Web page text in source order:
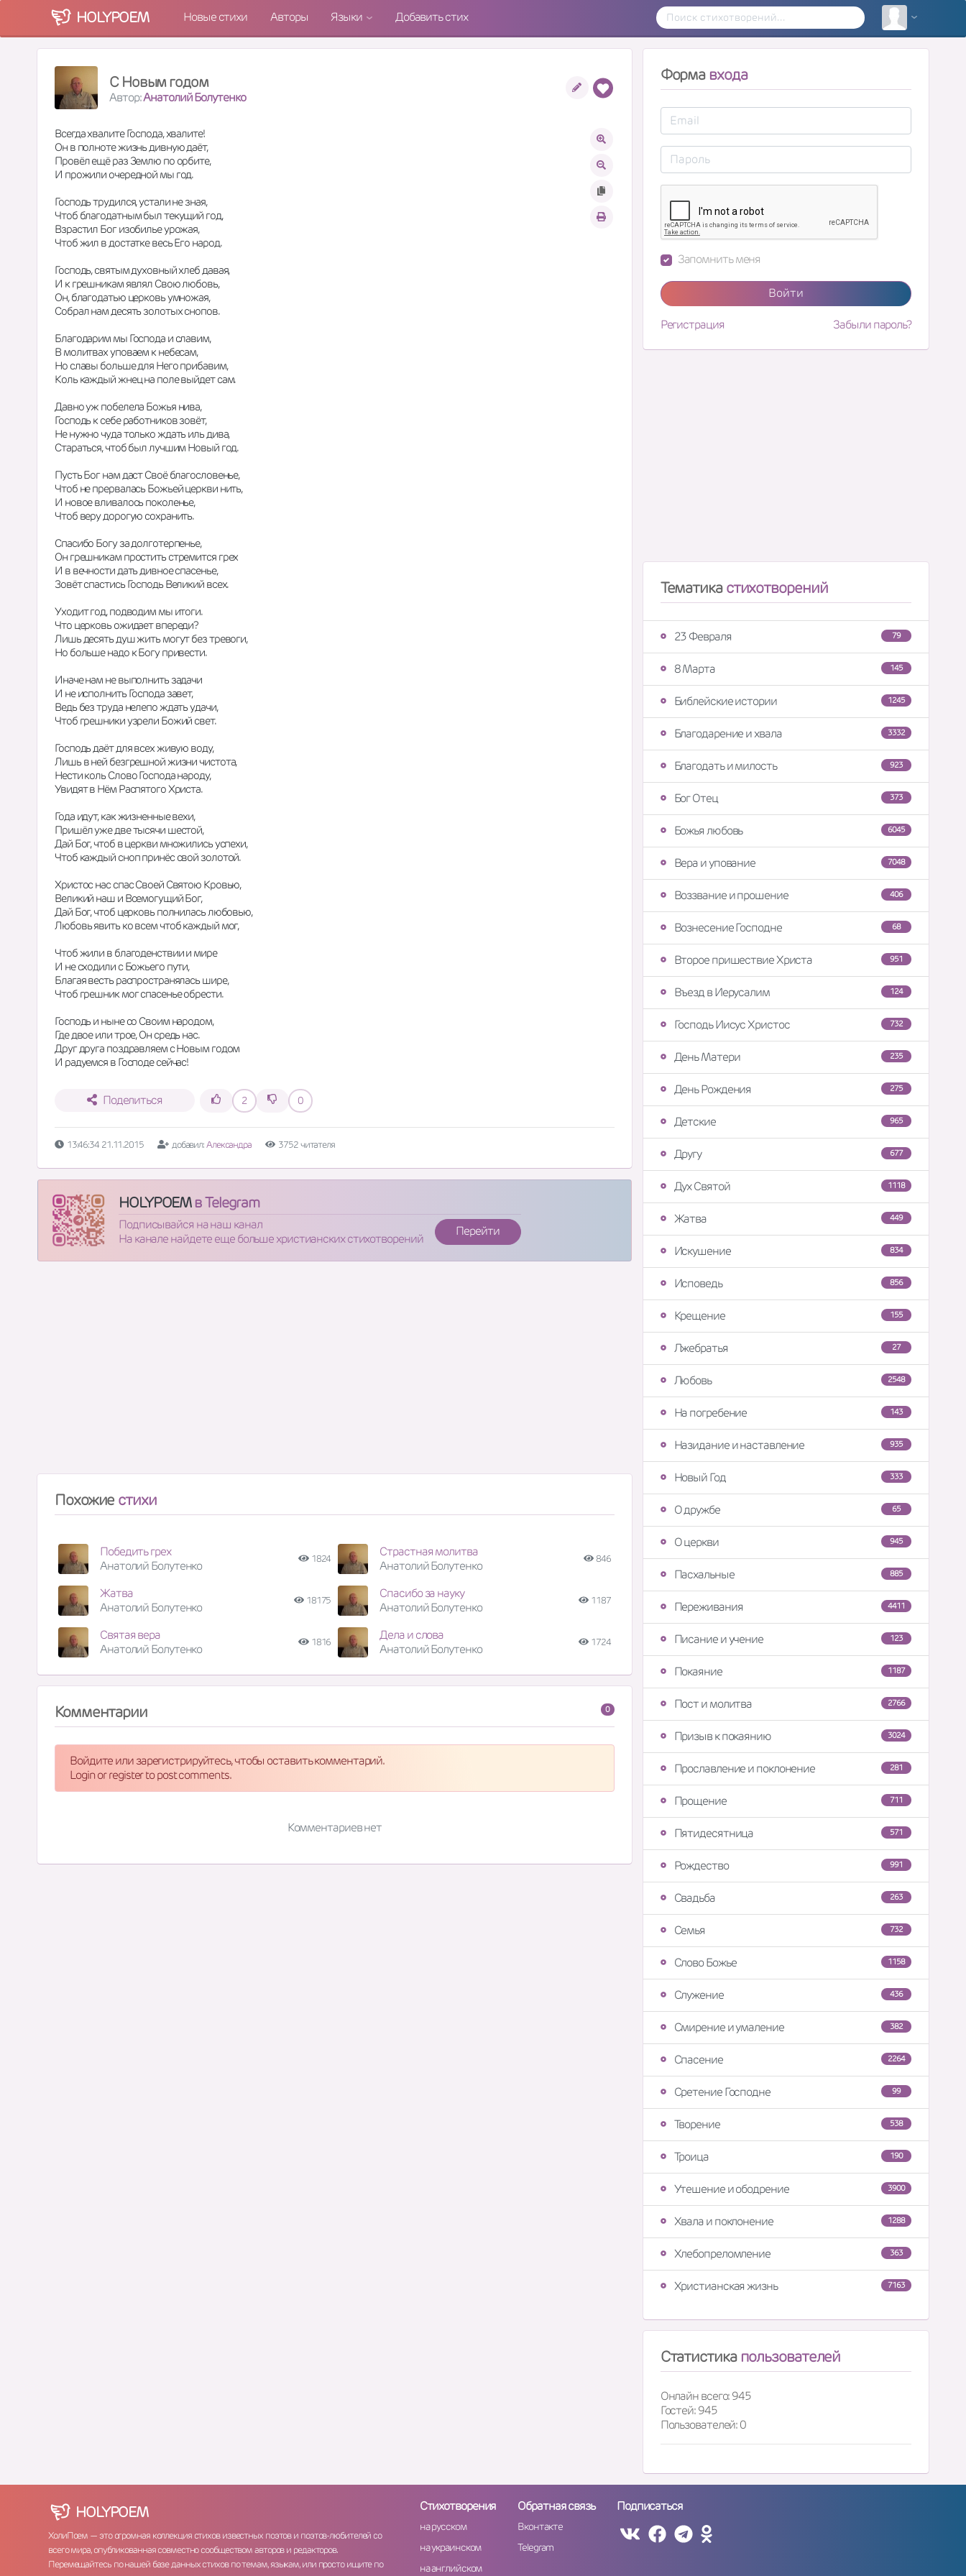
HOLYPOEM Новые стихи Авторы Языки Добавить стих
С Новым годом
Автор:Анатолий Болутенко
Всегда хвалите Господа, хвалите!
Он в полноте жизнь дивную даёт,
Провёл ещё раз Землю по орбите,
И прожили очередной мы год.
Господь трудился, устали не зная,
Чтоб благодатным был текущий год,
Взрастил Бог изобилье урожая,
Чтоб жил в достатке весь Его народ.
Господь, святым духовный хлеб давая,
И к грешникам являл Свою любовь,
Он, благодатью церковь умножая,
Собрал нам десять золотых снопов.
Благодарим мы Господа и славим,
В молитвах уповаем к небесам,
Но славы больше для Него прибавим,
Коль каждый жнец на поле выйдет сам.
Давно уж побелела Божья нива,
Господь к себе работников зовёт,
Не нужно чуда только ждать иль дива,
Стараться, чтоб был лучшим Новый год.
Пусть Бог нам даст Своё благословенье,
Чтоб не прервалась Божьей церкви нить,
И новое вливалось поколенье,
Чтоб веру дорогую сохранить.
Спасибо Богу за долготерпенье,
Он грешникам простить стремится грех
И в вечности дать дивное спасенье,
Зовёт спастись Господь Великий всех.
Уходит год, подводим мы итоги.
Что церковь ожидает впереди?
Лишь десять душ жить могут без тревоги,
Но больше надо к Богу привести.
Иначе нам не выполнить задачи
И не исполнить Господа завет,
Ведь без труда нелепо ждать удачи,
Чтоб грешники узрели Божий свет.
Господь даёт для всех живую воду,
Лишь в ней безгрешной жизни чистота,
Нести коль Слово Господа народу,
Увидят в Нём Распятого Христа.
Года идут, как жизненные вехи,
Пришёл уже две тысячи шестой,
Дай Бог, чтоб в церкви множились успехи,
Чтоб каждый сноп принёс свой золотой.
Христос нас спас Своей Святою Кровью,
Великий наш и Всемогущий Бог,
Дай Бог, чтоб церковь полнилась любовью,
Любовь явить ко всем чтоб каждый мог,
Чтоб жили в благоденствии и мире
И не сходили с Божьего пути,
Благая весть распространялась шире,
Чтоб грешник мог спасенье обрести.
Господь и ныне со Своим народом,
Где двое или трое, Он средь нас.
Друг друга поздравляем с Новым годом
И радуемся в Господе сейчас!
Поделиться 2 0
13:46:34 21.11.2015 добавил:Александра 3752 читателя
HOLYPOEMв Telegram
Подписывайся на наш канал
На канале найдете еще больше христианских стихотворений
Перейти
Похожие стихи
Победить грех
Анатолий Болутенко
1824
Страстная молитва
Анатолий Болутенко
846
Жатва
Анатолий Болутенко
18175
Спасибо за науку
Анатолий Болутенко
1187
Святая вера
Анатолий Болутенко
1816
Дела и слова
Анатолий Болутенко
1724
0
Комментарии
Войдите или зарегистрируйтесь, чтобы оставить комментарий.
Login or register to post comments.
Комментариев нет
Форма входа
Запомнить меня
Войти
Регистрация Забыли пароль?
Тематикастихотворений
79
23 Февраля
145
8 Марта
1245
Библейские истории
3332
Благодарение и хвала
923
Благодать и милость
373
Бог Отец
6045
Божья любовь
7048
Вера и упование
406
Воззвание и прошение
68
Вознесение Господне
951
Второе пришествие Христа
124
Въезд в Иерусалим
732
Господь Иисус Христос
235
День Матери
275
День Рождения
965
Детские
677
Другу
1118
Дух Святой
449
Жатва
834
Искушение
856
Исповедь
155
Крещение
27
Лжебратья
2548
Любовь
143
На погребение
935
Назидание и наставление
333
Новый Год
65
О дружбе
945
О церкви
885
Пасхальные
4411
Переживания
123
Писание и учение
1187
Покаяние
2766
Пост и молитва
3024
Призыв к покаянию
281
Прославление и поклонение
711
Прощение
571
Пятидесятница
991
Рождество
263
Свадьба
732
Семья
1158
Слово Божье
436
Служение
382
Смирение и умаление
2264
Спасение
99
Сретение Господне
538
Творение
190
Троица
3900
Утешение и ободрение
1288
Хвала и поклонение
363
Хлебопреломление
7163
Христианская жизнь
Статистика пользователей
Онлайн всего: 945
Гостей: 945
Пользователей: 0
HOLYPOEM
ХолиПоем — это огромная коллекция стихов известных поэтов и поэтов-любителей со
всего мира, опубликованная совместно сообществом авторов и редакторов.
Перемещайтесь по нашей базе данных стихов по темам, языкам, или просто ищите по
Стихотворения
на русском
на украинском
на английском
Обратная связь
Вконтакте
Telegram
Подписаться